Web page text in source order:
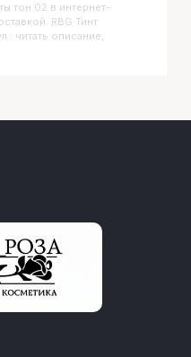
тон 02 в интернет-
RBG Тинт
: читать описание,